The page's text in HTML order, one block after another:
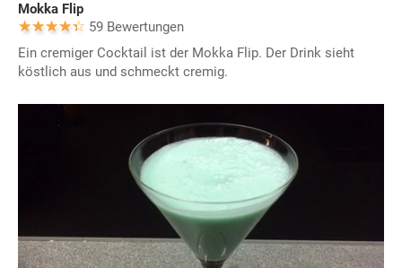
Mokka Flip
59 Bewertungen
Ein cremiger Cocktail ist der Mokka Flip. Der Drink sieht
köstlich aus und schmeckt cremig.